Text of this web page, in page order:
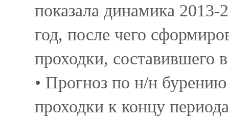
показала динамика 2013-
год, после чего
проходки, составившего
• Прогноз по н/н
проходки к концу